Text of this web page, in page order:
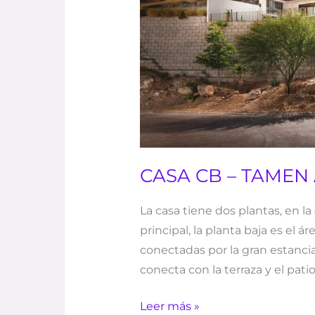
CASA CB – TAMEN
La casa tiene dos plantas, en
principal, la planta baja es el
conectadas por la gran
conecta con la terraza y el
Leer más »